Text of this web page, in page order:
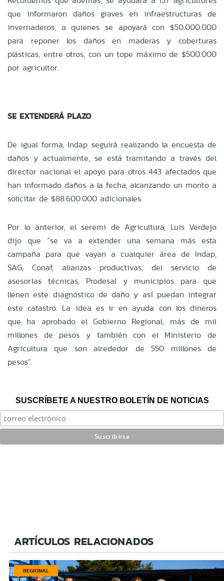
que informaron daños graves en infraestructuras de
invernaderos, a quienes se apoyará con $50.000.000
para reponer los daños en maderas y coberturas
plásticas, entre otros, con un tope máximo de $500.000
por agricultor.
SE EXTENDERÁ PLAZO
De igual forma, Indap seguirá realizando la encuesta de
daños y actualmente, se estátramitando a través del
director nacional el apoyo para otros 443 afectados que
han informado daños a la fecha, alcanzando un monto a
solicitar de $88.600.000 adicionales.
Por lo anterior, el seremi de Agricultura, Luis Verdejo
dijo que “se va a extender una semana más esta
campaña para que vayan a cualquier área de Indap,
SAG, Conaf, alianzas productivas, del servicio de
asesorías técnicas, Prodesal y municipios para que
llenen este diagnóstico de daño y así puedan integrar
este catastro. La idea es ir en ayuda con los dineros
que ha aprobado el Gobierno Regional, más de mil
millones de pesos y también con el Ministerio de
Agricultura que son alrededor de 550 millones de
pesos”.
SUSCRÍBETE A NUESTRO BOLETÍN DE NOTICIAS
ARTÍCULOS RELACIONADOS
REGIONAL